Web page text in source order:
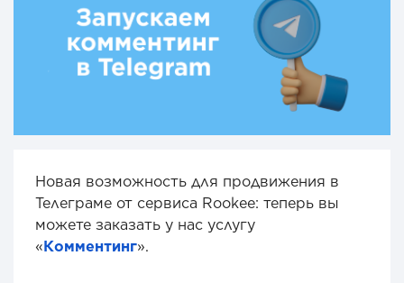
Новая возможность для продвижения в
Телеграме от сервиса Rookee: теперь вы
можете заказать у нас услугу
«Комментинг».